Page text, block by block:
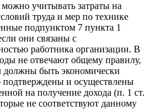
учитывать затраты на
труда и мер по технике
подпунктом 7 пункта 1
они связаны с
работника организации. В
не отвечают общему правилу,
должны быть экономически
подтверждены и осуществлены
на получение дохода (п. 1 ст.
не соответствуют данному